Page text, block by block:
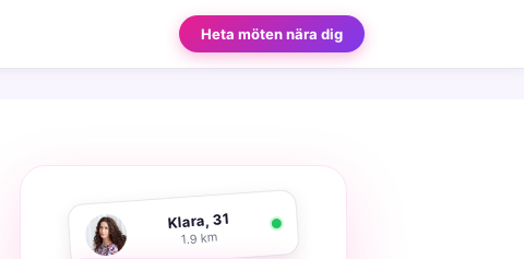
Heta möten nära dig
Klara, 31
1.9 km